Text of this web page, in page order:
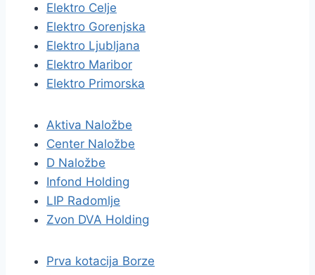
Elektro Celje
Elektro Gorenjska
Elektro Ljubljana
Elektro Maribor
Elektro Primorska
Aktiva Naložbe
Center Naložbe
D Naložbe
Infond Holding
LIP Radomlje
Zvon DVA Holding
Prva kotacija Borze